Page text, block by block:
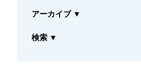
アーカイブ ▼
検索 ▼
緊急ロードサービス
一般企業のお客様